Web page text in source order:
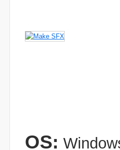
OS: